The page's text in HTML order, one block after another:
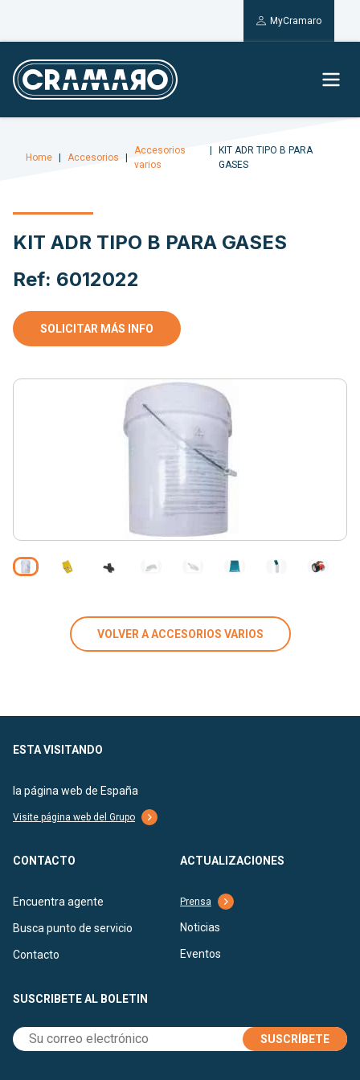
MyCramaro
Home Accesorios
Accesorios
varios
KIT ADR TIPO B PARA
GASES
KIT ADR TIPO B PARA GASES
Ref: 6012022
SOLICITAR MÁS INFO
VOLVER A ACCESORIOS VARIOS
ESTA VISITANDO
la página web de España
Visite página web del Grupo
CONTACTO
Encuentra agente
Busca punto de servicio
Contacto
ACTUALIZACIONES
Prensa
Noticias
Eventos
SUSCRIBETE AL BOLETIN
SUSCRÍBETE